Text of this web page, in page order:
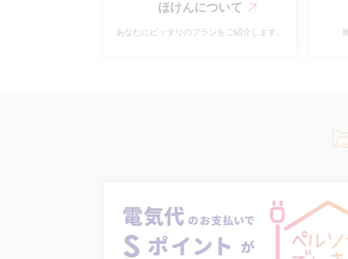
ほけんについて
あなたにピッタリのプランをご紹介します。